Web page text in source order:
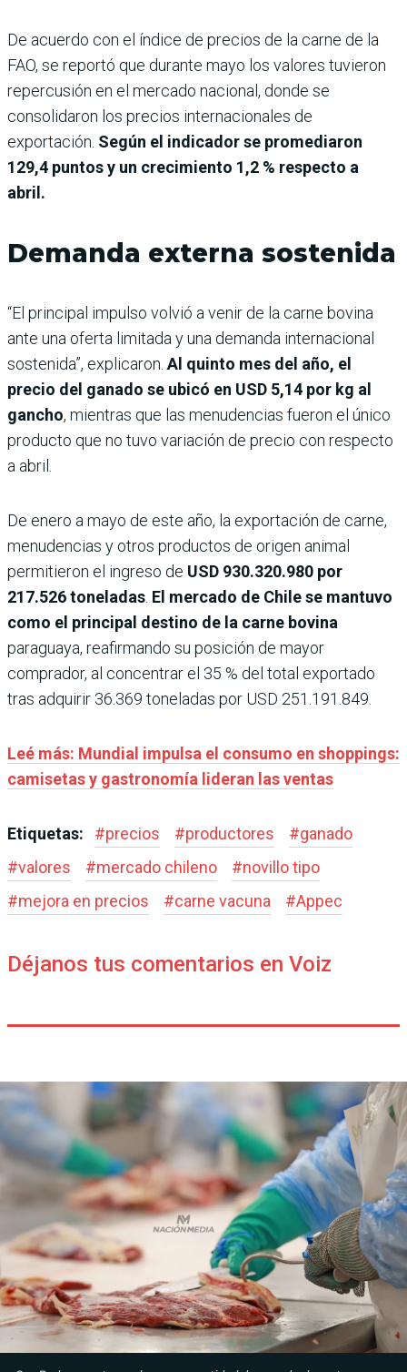
De acuerdo con el índice de precios de la carne de la
FAO, se reportó que durante mayo los valores tuvieron
repercusión en el mercado nacional, donde se
consolidaron los precios internacionales de
exportación. Según el indicador se promediaron
129,4 puntos y un crecimiento 1,2 % respecto a
abril.
Demanda externa sostenida
“El principal impulso volvió a venir de la carne bovina
ante una oferta limitada y una demanda internacional
sostenida”, explicaron. Al quinto mes del año, el
precio del ganado se ubicó en USD 5,14 por kg al
gancho, mientras que las menudencias fueron el único
producto que no tuvo variación de precio con respecto
a abril.
De enero a mayo de este año, la exportación de carne,
menudencias y otros productos de origen animal
permitieron el ingreso de USD 930.320.980 por
217.526 toneladas El mercado de Chile se mantuvo
como el principal destino de la carne bovina
paraguaya, reafirmando su posición de mayor
comprador, al concentrar el 35 % del total exportado
tras adquirir 36.369 toneladas por USD 251.191.849.
Leé más: Mundial impulsa el consumo en shoppings:
camisetas y gastronomía lideran las ventas
Etiquetas: #precios #productores #ganado
#valores #mercado chileno #novillo tipo
#mejora en precios #carne vacuna #Appec
Déjanos tus comentarios en Voiz